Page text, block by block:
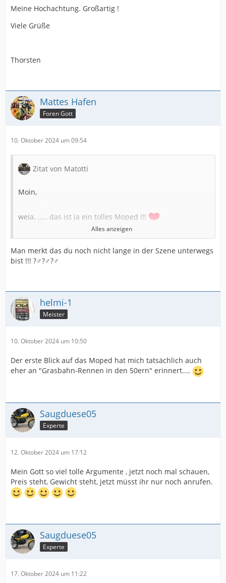
Meine Hochachtung. Großartig !
Viele Grüße
Thorsten
Mattes Hafen
Foren Gott
10. Oktober 2024 um 09:54
Zitat von Matotti
Moin,
weia, ..... das ist ja ein tolles Moped !!!
fahren, einem Motor von ´37 würde ich das nicht mehr
zumuten wollen...... vielleicht ein bisschen zum
Wenn das umfällt, dann weint man doch ewig ..... und
drei Tage länger.....
verbaut, mit 242ccm oder mit 198ccm ?
Was für ein schönes Bild von einem Moped !!!! Toll !!
Viele Grüße
Alles anzeigen
Man merkt das du noch nicht lange in der Szene unterwegs
bist !!! ?‍♂️?‍♂️?‍♂️
helmi-1
Meister
10. Oktober 2024 um 10:50
Der erste Blick auf das Moped hat mich tatsächlich auch
eher an "Grasbahn-Rennen in den 50ern" erinnert....
Saugduese05
Experte
12. Oktober 2024 um 17:12
Mein Gott so viel tolle Argumente , jetzt noch mal schauen,
Preis steht, Gewicht steht, jetzt müsst ihr nur noch anrufen.
Saugduese05
Experte
17. Oktober 2024 um 11:22